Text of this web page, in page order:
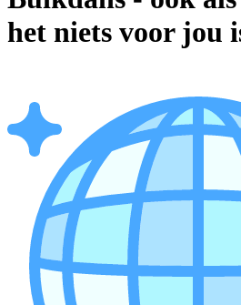
het niets voor jou